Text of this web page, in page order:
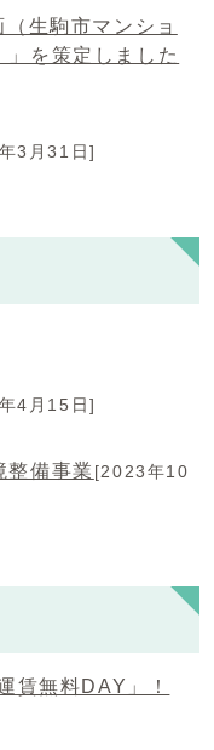
生駒市マンショ
」を策定しました
3月31日]
4月15日]
整備事業 [2023年10
賃無料DAY」！